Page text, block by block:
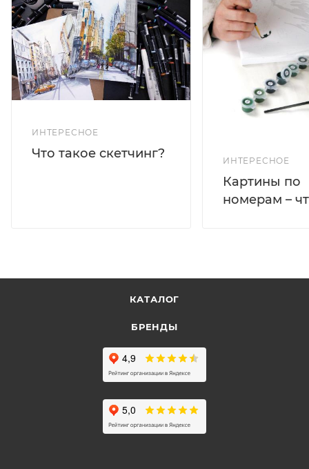
ИНТЕРЕСНОЕ
Что такое скетчинг?
ИНТЕРЕСНОЕ
Картины по
номерам –
КАТАЛОГ
БРЕНДЫ